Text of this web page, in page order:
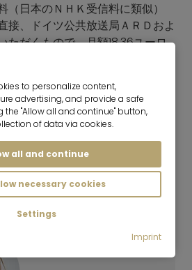
（日本のＮＨＫ受信料に類似）
接、ドイツ公共放送局ＡＲＤおよ
ただくもので、月額18,36ユーロ
約書に明記されていない限り、家
1959
Certificate: 要求証明書
ス
F
168,80 kWh/(m²*a)
to personalize content,
advertising, and provide a safe
the "Allow all and continue" button,
of data via cookies.
all and continue
necessary cookies
Settings
Imprint